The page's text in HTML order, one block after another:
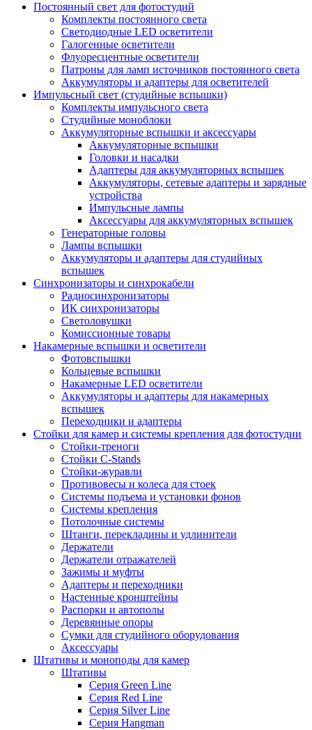
Постоянный свет для фотостудий
Комплекты постоянного света
Светодиодные LED осветители
Галогенные осветители
Флуоресцентные осветители
Патроны для ламп источников постоянного света
Аккумуляторы и адаптеры для осветителей
Импульсный свет (студийные вспышки)
Комплекты импульсного света
Студийные моноблоки
Аккумуляторные вспышки и аксессуары
Аккумуляторные вспышки
Головки и насадки
Адаптеры для аккумуляторных вспышек
Аккумуляторы, сетевые адаптеры и зарядные
устройства
Импульсные лампы
Аксессуары для аккумуляторных вспышек
Генераторные головы
Лампы вспышки
Аккумуляторы и адаптеры для студийных
вспышек
Синхронизаторы и синхрокабели
Радиосинхронизаторы
ИК синхронизаторы
Светоловушки
Комиссионные товары
Накамерные вспышки и осветители
Фотовспышки
Кольцевые вспышки
Накамерные LED осветители
Аккумуляторы и адаптеры для накамерных
вспышек
Переходники и адаптеры
Стойки для камер и системы крепления для фотостудии
Стойки-треноги
Стойки C-Stands
Стойки-журавли
Противовесы и колеса для стоек
Системы подъема и установки фонов
Системы крепления
Потолочные системы
Штанги, перекладины и удлинители
Держатели
Держатели отражателей
Зажимы и муфты
Адаптеры и переходники
Настенные кронштейны
Распорки и автополы
Деревянные опоры
Сумки для студийного оборудования
Аксессуары
Штативы и моноподы для камер
Штативы
Серия Green Line
Серия Red Line
Серия Silver Line
Серия Hangman